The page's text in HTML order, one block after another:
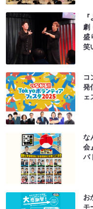
劇
盛
笑
コ
発
ェ
な
会
バ
お
モ